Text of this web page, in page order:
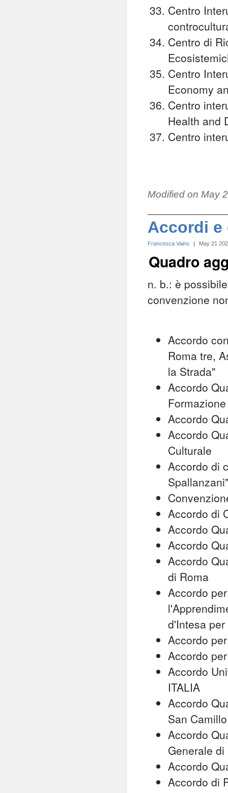
Centro
Centro di
Centro
Economy
Centro
Health and
Centro
Modified on May
Accordi e
Francesca Vaino | May 21
Quadro
n. b.: è
convenzione
Accordo
Roma tre,
la Strada"
Accordo
Accordo
Accordo
Culturale
Accordo di
Spallanzani"
Accordo di
Accordo
Accordo
Accordo
di Roma
Accordo
d'Intesa
Accordo
Accordo
Accordo
ITALIA
Accordo
San
Accordo
Generale
Accordo
Accordo di